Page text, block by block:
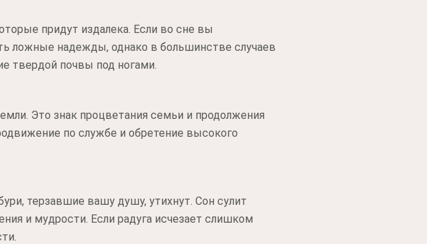
придут издалека. Если во сне вы
ложные надежды, однако в большинстве случаев
твердой почвы под ногами.
Это знак процветания семьи и продолжения
по службе и обретение высокого
терзавшие вашу душу, утихнут. Сон сулит
и мудрости. Если радуга исчезает слишком